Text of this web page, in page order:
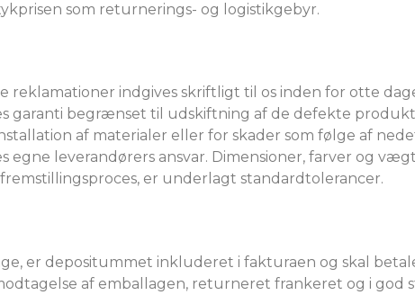
som returnerings- og logistikgebyr.
indgives skriftligt til os inden for otte
begrænset til udskiftning af de defekte
af materialer eller for skader som følge af
leverandørers ansvar. Dimensioner, farver og
er underlagt standardtolerancer.
er depositummet inkluderet i fakturaen og skal
af emballagen, returneret frankeret og i god